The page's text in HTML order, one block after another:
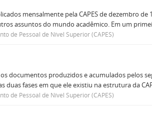
mensalmente pela CAPES de dezembro de
assuntos do mundo acadêmico. Em um
de Pessoal de Nível Superior (CAPES)
documentos produzidos e acumulados pelos
fases em que ele existiu na estrutura da
de Pessoal de Nível Superior (CAPES)